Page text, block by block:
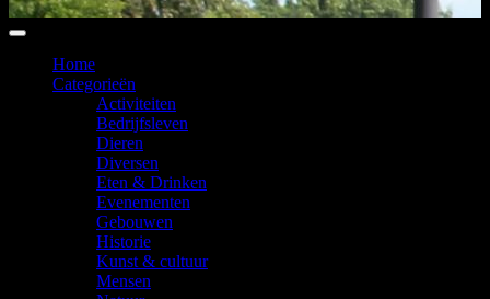
Home
Categorieën
Activiteiten
Bedrijfsleven
Dieren
Diversen
Eten & Drinken
Evenementen
Gebouwen
Historie
Kunst & cultuur
Mensen